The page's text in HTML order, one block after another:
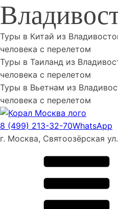
Туры в Китай из
человека с перелетом
Туры в Таиланд из
человека с перелетом
Туры в Вьетнам из
человека с перелетом
8 (499) 213-32-70WhatsApp
г. Москва, Святоозёрская